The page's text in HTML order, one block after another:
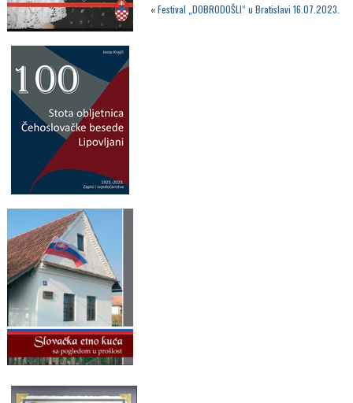
«Festival „DOBRODOŠLI“ u Bratislavi 16.07.2023.